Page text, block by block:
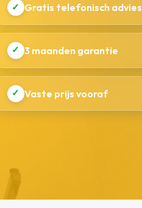
✓ Gratis telefonisch advies
✓ 3 maanden garantie
✓ Vaste prijs vooraf